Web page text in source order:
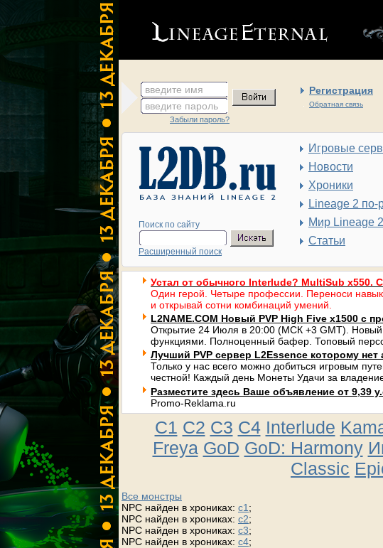
введите имя Регистрация
Обратная связь
введите пароль
Забыли пароль?
Поиск по сайту
Расширенный поиск
Игровые
Новости
Хроники
Lineage 2 по-
Мир Lineage 2
Статьи
Устал от обычного Interlude? MultiSub x550.
Один герой. Четыре профессии. Переноси
и открывай сотни комбинаций умений.
L2NAME.COM Новый PVP High Five x1500 с
Открытие 24 Июля в 20:00 (МСК +3 GMT).
функциями. Полноценный бафер. Топовый
Лучший PVP сервер L2Essence которому нет
Только у нас всего можно добиться игровым
честной! Каждый день Монеты Удачи за
Разместите здесь Ваше объявление от 9,39
Promo-Reklama.ru
C1 C2 C3 C4 Interlude
Freya GoD GoD: Harmony
Classic
Все монстры
NPC найден в хрониках: c1 ;
NPC найден в хрониках: c2;
NPC найден в хрониках: c3;
NPC найден в хрониках: c4;